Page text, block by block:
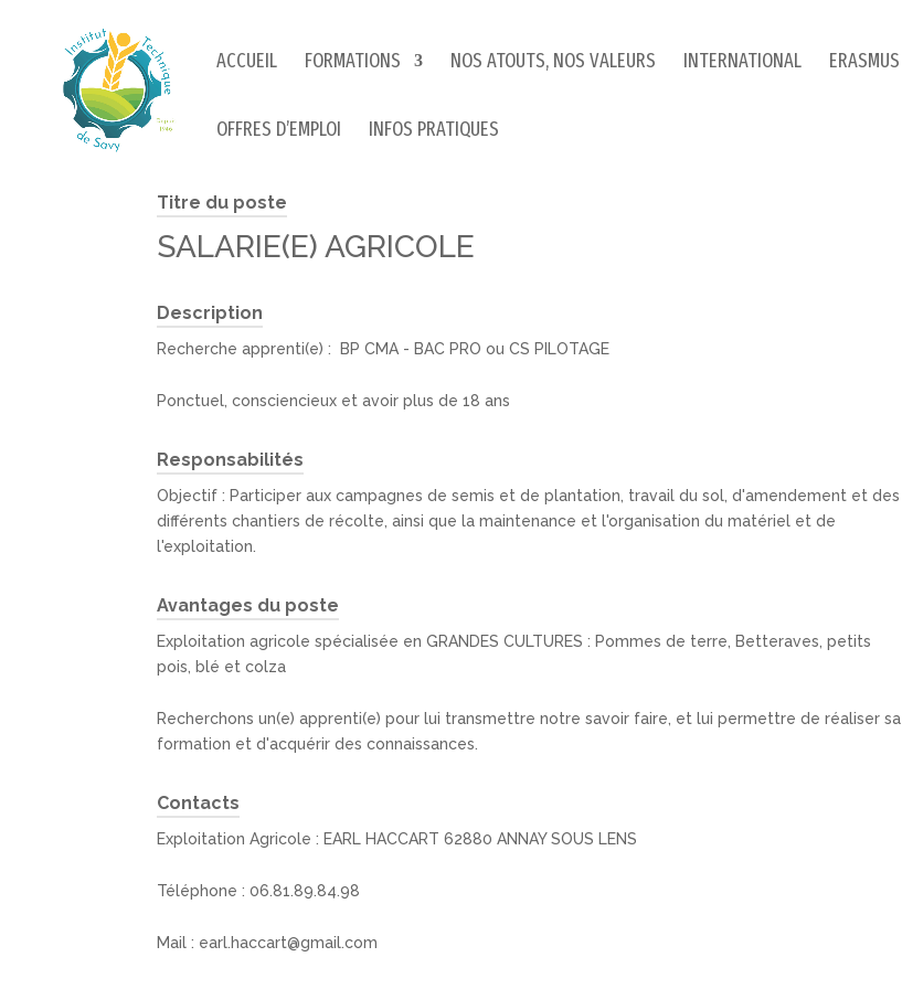
ACCUEIL FORMATIONS NOS ATOUTS, NOS VALEURS INTERNATIONAL ERASMUS
OFFRES D’EMPLOI INFOS PRATIQUES
Titre du poste
SALARIE(E) AGRICOLE
Description
Recherche apprenti(e) : BP CMA - BAC PRO ou CS PILOTAGE
Ponctuel, consciencieux et avoir plus de 18 ans
Responsabilités
Objectif : Participer aux campagnes de semis et de plantation, travail du sol, d'amendement et des
différents chantiers de récolte, ainsi que la maintenance et l'organisation du matériel et de
l'exploitation.
Avantages du poste
Exploitation agricole spécialisée en GRANDES CULTURES : Pommes de terre, Betteraves, petits
pois, blé et colza
Recherchons un(e) apprenti(e) pour lui transmettre notre savoir faire, et lui permettre de réaliser sa
formation et d'acquérir des connaissances.
Contacts
Exploitation Agricole : EARL HACCART 62880 ANNAY SOUS LENS
Téléphone : 06.81.89.84.98
Mail : earl.haccart@gmail.com